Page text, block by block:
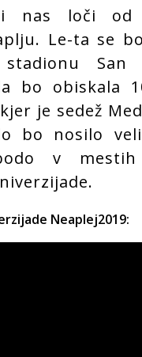
nas loči od
Le-ta se
bo obiskala
je sedež
bo nosilo
v
Neaplej2019: